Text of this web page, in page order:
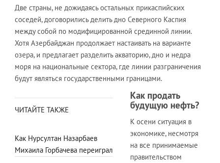
Две страны, не дожидаясь остальных прикаспийских
соседей, договорились делить дно Северного Каспия
между собой по модифицированной срединной линии.
Хотя Азербайджан продолжает настаивать на варианте
озера, и предлагает разделить акваторию, дно и недра
моря на национальные сектора, где линии разграничения
будут являться государственными границами.
ЧИТАЙТЕ ТАКЖЕ
Как Нурсултан Назарбаев
Михаила Горбачева переиграл
Как продать
будущую нефть?
К осени ситуация в
экономике, несмотря
на все принимаемые
правительством